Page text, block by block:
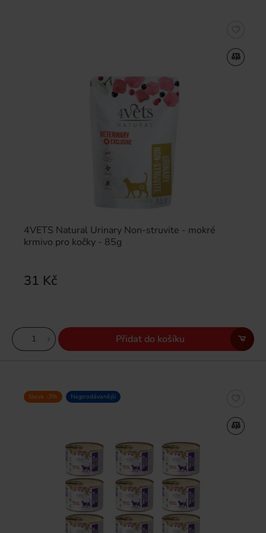
4VETS Natural Urinary Non-struvite - mokré
krmivo pro kočky - 85g
31 Kč
Přidat do košíku
Sleva -3% Nejprodávanější